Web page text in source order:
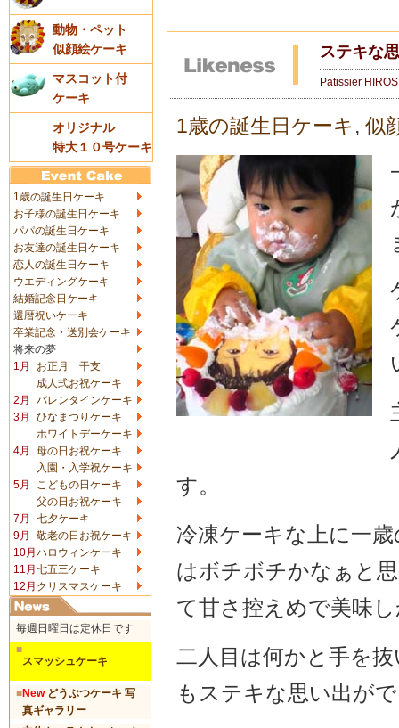
動物・ペット
似顔絵ケーキ
マスコット付
ケーキ
オリジナル
特大１０号ケーキ
1歳の誕生日ケーキ
お子様の誕生日ケーキ
パパの誕生日ケーキ
お友達の誕生日ケーキ
恋人の誕生日ケーキ
ウエディングケーキ
結婚記念日ケーキ
還暦祝いケーキ
卒業記念・送別会ケーキ
将来の夢
1月
お正月 干支
成人式お祝ケーキ
2月
バレンタインケーキ
3月
ひなまつりケーキ
ホワイトデーケーキ
4月
母の日お祝ケーキ
入園・入学祝ケーキ
5月
こどもの日ケーキ
父の日お祝ケーキ
7月
七夕ケーキ
9月
敬老の日お祝ケーキ
10月 ハロウィンケーキ
11月 七五三ケーキ
12月 クリスマスケーキ
毎週日曜日は定休日です
■
スマッシュケーキ
■Newどうぶつケーキ 写
真ギャラリー
ステキな
Patissier
1歳の誕生日ケーキ , 似
す。
冷凍ケーキな上に一
はボチボチかなぁと
て甘さ控えめで美味
二人目は何かと手を
もステキな思い出が